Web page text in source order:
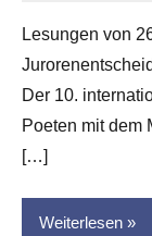
Leitner
Lesungen von
Der 10.
Poeten mit dem
[…]
Weiterlesen